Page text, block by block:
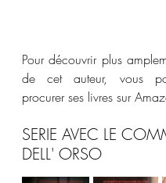
Pour découvrir plus
de cet auteur, vous
procurer ses livres sur
SERIE AVEC LE
DELL' ORSO